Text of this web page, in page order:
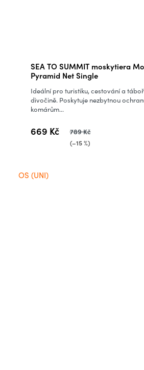
SEA TO SUMMIT moskytiera
Pyramid Net Single
669 Kč 789 Kč
(–15 %)
Ideální pro turistiku, cestování a
divočině. Poskytuje nezbytnou
komárům...
OS (UNI)